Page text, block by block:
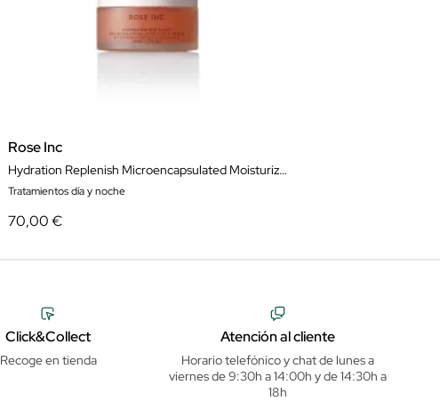
Rose Inc
Hydration Replenish Microencapsulated Moisturizer
Tratamientos día y noche
70,00 €
Click&Collect
Recoge en tienda
Atención al cliente
Horario telefónico y chat de lunes a
viernes de 9:30h a 14:00h y de 14:30h a
18h